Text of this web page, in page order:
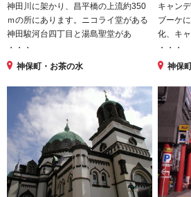
神田川に架かり、昌平橋の上流約350
ｍの所にあります。ニコライ堂がある
神田駿河台四丁目と湯島聖堂があ
・・・
神保町・お茶の水
キャン
ブーケ
化、キ
・・・
神保